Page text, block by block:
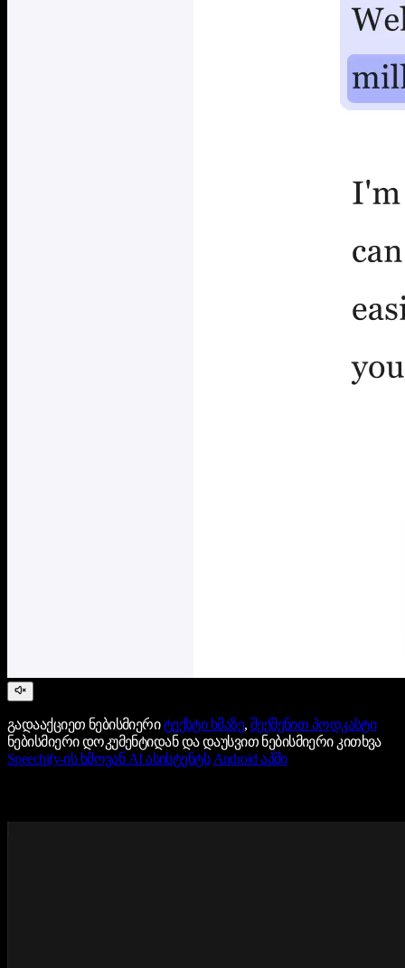
გადააქციეთ ნებისმიერიტექსტი ხმაზე, შექმენით პოდკასტი
ნებისმიერი დოკუმენტიდან და დაუსვით ნებისმიერი კითხვა
Speechify-ის ხმოვან AI ასისტენტს Android აპში